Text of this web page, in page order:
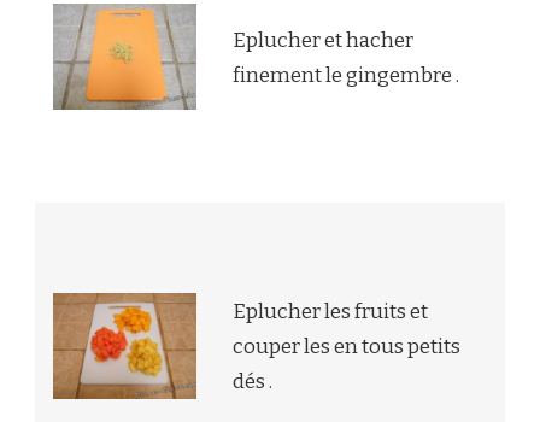
Eplucher et hacher
finement le gingembre .
Eplucher les fruits et
couper les en tous petits
dés .